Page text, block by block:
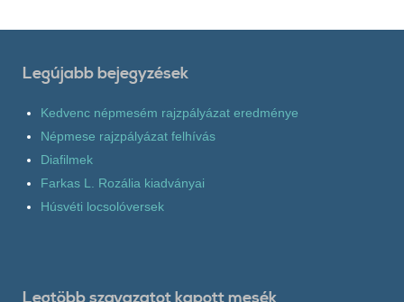
Legújabb bejegyzések
Kedvenc népmesém rajzpályázat eredménye
Népmese rajzpályázat felhívás
Diafilmek
Farkas L. Rozália kiadványai
Húsvéti locsolóversek